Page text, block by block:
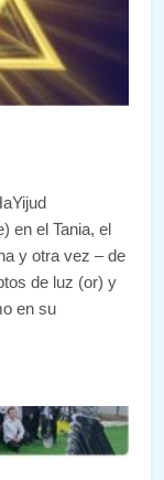
en el Tania, el
y otra vez – de
de luz (or) y
en su